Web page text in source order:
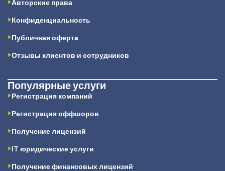
Авторские права
Конфиденциальность
Публичная оферта
Отзывы клиентов и сотрудников
Популярные услуги
Регистрация компаний
Регистрация оффшоров
Получение лицензий
IT юридические услуги
Получение финансовых лицензий